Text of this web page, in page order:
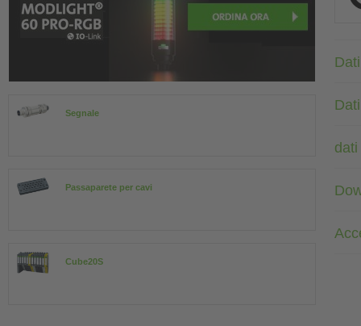
Segnale
Passaparete per cavi
Cube20S